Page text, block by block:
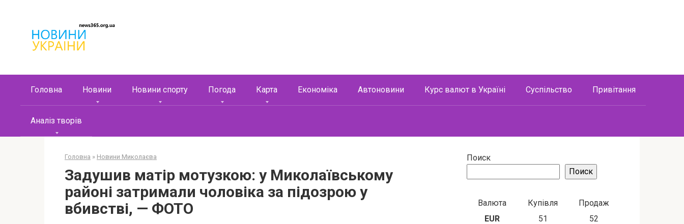
контенту
Головна Новини Новини спорту Погода Карта Економіка Автоновини Курс валют в Україні Суспільство Привітання
Аналіз творів
Головна » Новини Миколаєва
Задушив матір мотузкою: у Миколаївському
районі затримали чоловіка за підозрою у
вбивстві, — ФОТО
Поиск
Поиск
Валюта Купівля
Продаж
EUR
51
52